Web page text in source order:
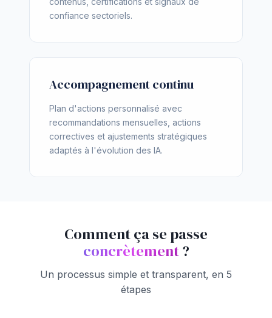
confiance sectoriels.
Accompagnement continu
Plan d'actions personnalisé avec
recommandations mensuelles, actions
correctives et ajustements stratégiques
adaptés à l'évolution des IA.
Comment ça se passe
concrètement?
Un processus simple et transparent, en 5
étapes